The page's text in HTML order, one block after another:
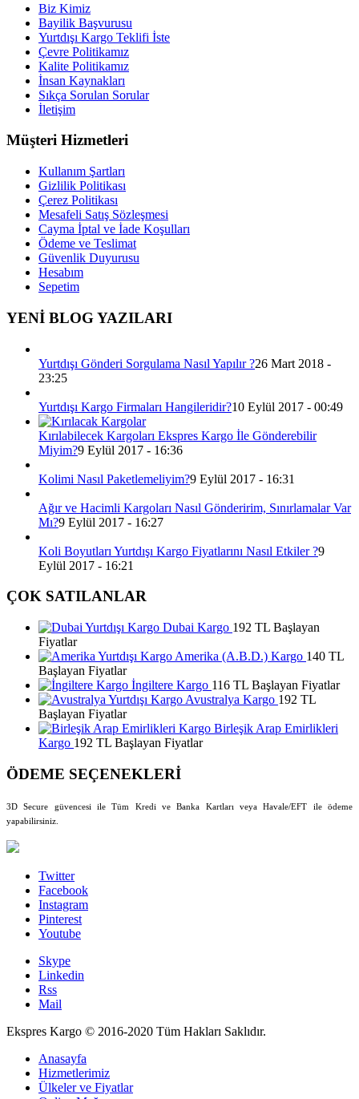
Biz Kimiz
Bayilik Başvurusu
Yurtdışı Kargo Teklifi İste
Çevre Politikamız
Kalite Politikamız
İnsan Kaynakları
Sıkça Sorulan Sorular
İletişim
Müşteri Hizmetleri
Kullanım Şartları
Gizlilik Politikası
Çerez Politikası
Mesafeli Satış Sözleşmesi
Cayma İptal ve İade Koşulları
Ödeme ve Teslimat
Güvenlik Duyurusu
Hesabım
Sepetim
YENİ BLOG YAZILARI
Yurtdışı Gönderi Sorgulama Nasıl Yapılır ?26 Mart 2018 -
23:25
Yurtdışı Kargo Firmaları Hangileridir?10 Eylül 2017 - 00:49
Kırılabilecek Kargoları Ekspres Kargo İle Gönderebilir
Miyim?9 Eylül 2017 - 16:36
Kolimi Nasıl Paketlemeliyim?9 Eylül 2017 - 16:31
Ağır ve Hacimli Kargoları Nasıl Gönderirim, Sınırlamalar Var
Mı?9 Eylül 2017 - 16:27
Koli Boyutları Yurtdışı Kargo Fiyatlarını Nasıl Etkiler ?9
Eylül 2017 - 16:21
ÇOK SATILANLAR
Dubai Kargo 192 TL Başlayan
Fiyatlar
Amerika (A.B.D.) Kargo 140 TL
Başlayan Fiyatlar
İngiltere Kargo 116 TL Başlayan Fiyatlar
Avustralya Kargo 192 TL
Başlayan Fiyatlar
Birleşik Arap Emirlikleri
Kargo 192 TL Başlayan Fiyatlar
ÖDEME SEÇENEKLERİ
3D Secure güvencesi ile Tüm Kredi ve Banka Kartları veya Havale/EFT ile ödeme
yapabilirsiniz.
Twitter
Facebook
Instagram
Pinterest
Youtube
Skype
Linkedin
Rss
Mail
Ekspres Kargo © 2016-2020 Tüm Hakları Saklıdır.
Anasayfa
Hizmetlerimiz
Ülkeler ve Fiyatlar